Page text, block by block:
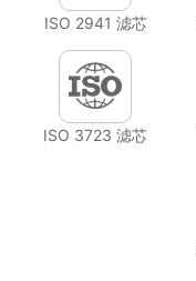
ISO 2941 滤芯
ISO 3723 滤芯